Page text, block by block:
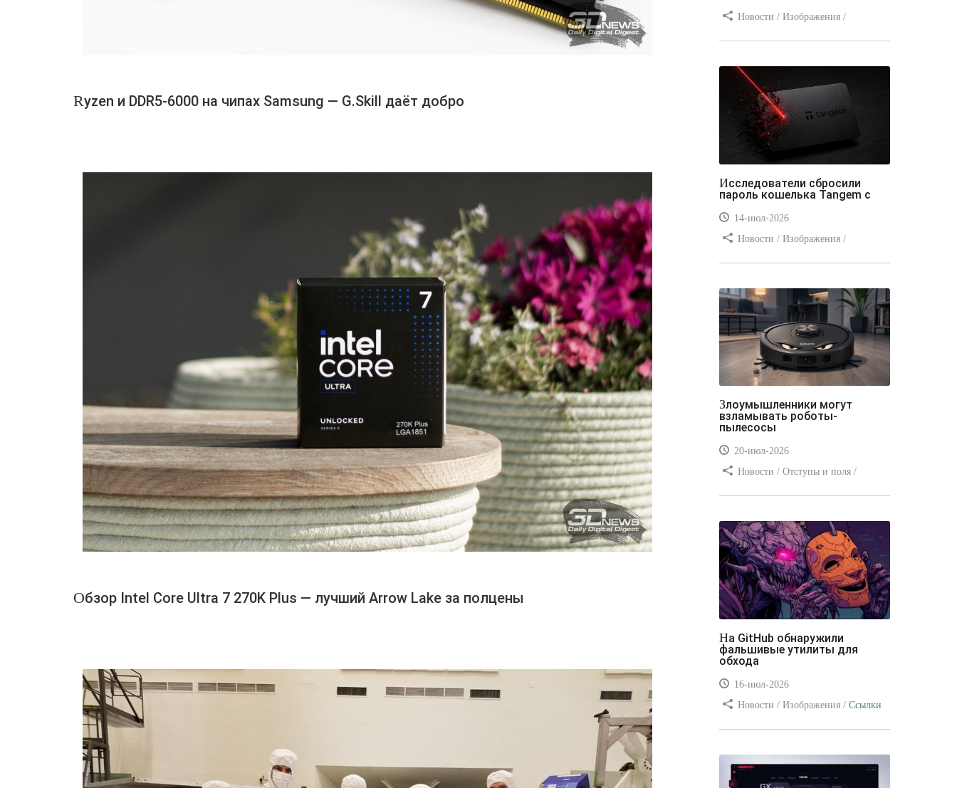
Ryzen и DDR5-6000 на чипах Samsung — G.Skill даёт добро
Обзор Intel Core Ultra 7 270K Plus — лучший Arrow Lake за полцены
Новости / Изображения /
Самоучитель CSS / Линии и рамки /
Видео уроки / Заработок
Исследователи сбросили
пароль кошелька Tangem с
14-июл-2026
Новости / Изображения /
/ Вёрстка / Видео уроки
Злоумышленники могут
взламывать роботы-
пылесосы
20-июл-2026
Новости / Отступы и поля /
/ Текст / Цвет / Видео уроки
На GitHub обнаружили
фальшивые утилиты для
обхода
16-июл-2026
Новости / Изображения / Ссылки